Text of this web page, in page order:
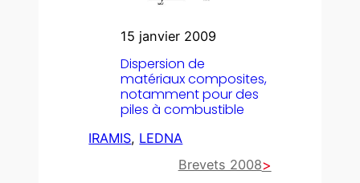
15 janvier 2009
Dispersion de
matériaux composites,
notamment pour des
piles à combustible
IRAMIS, LEDNA
Brevets 2008